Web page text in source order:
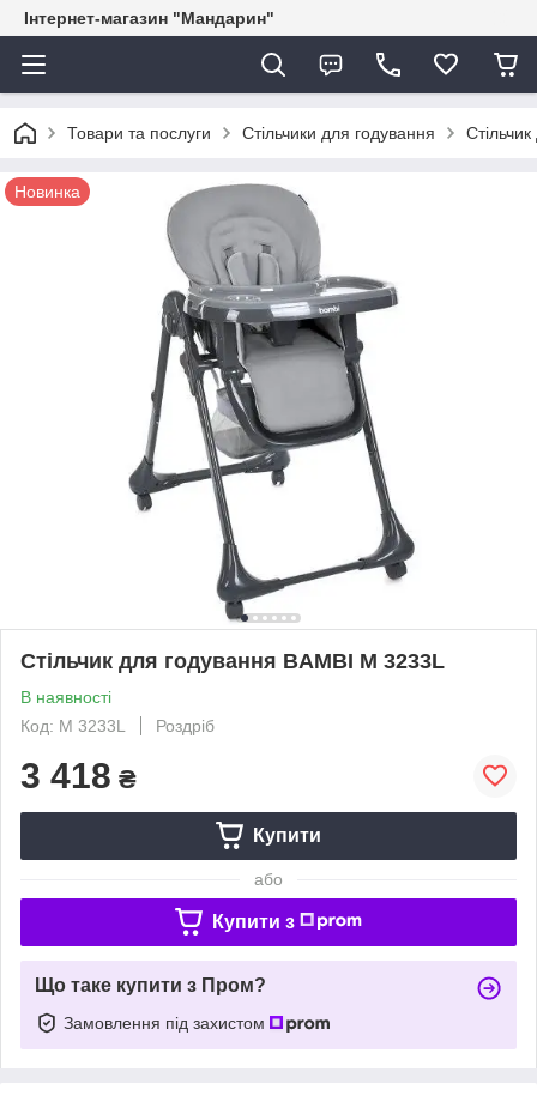
Інтернет-магазин "Мандарин"
Товари та послуги Стільчики для годування
Новинка
Стільчик для годування BAMBI M 3233L
В наявності
Код: M 3233L
Роздріб
3 418 ₴
Купити
або
Купити з
Що таке купити з Пром?
Замовлення під захистом